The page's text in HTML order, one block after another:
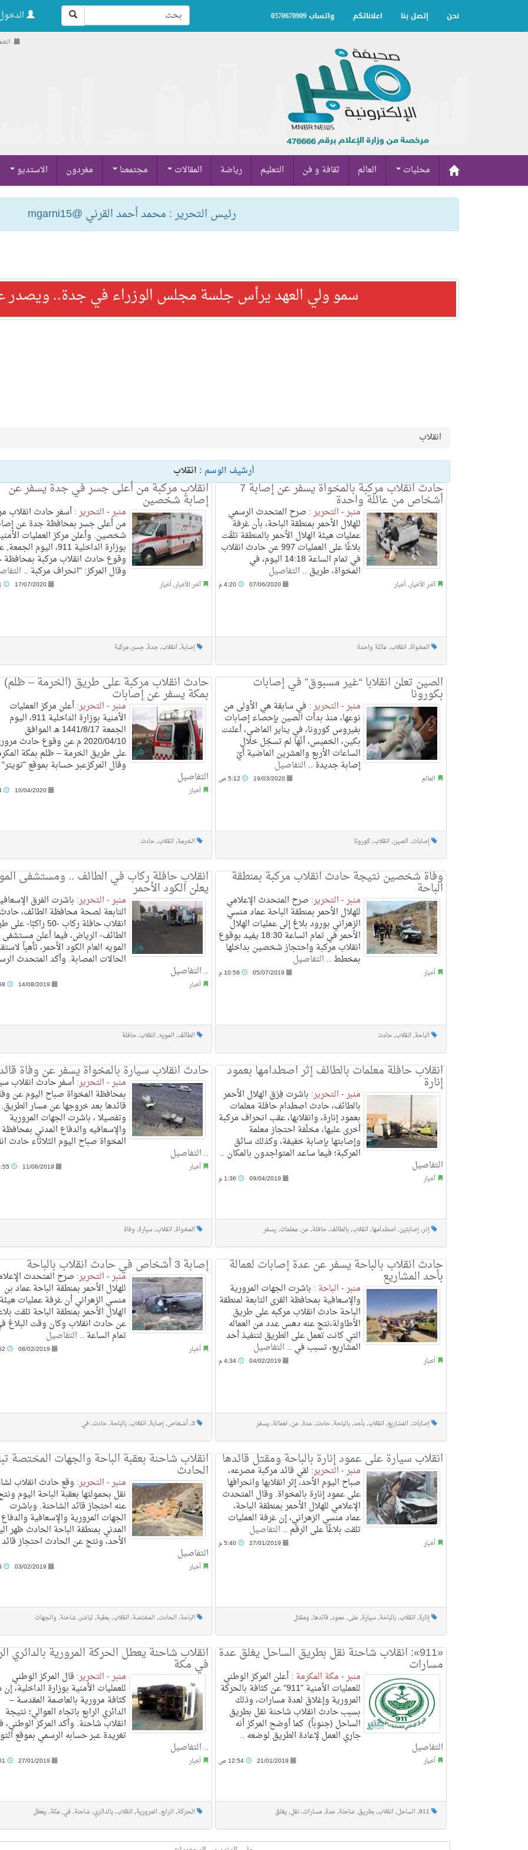
نحن إتصل بنا اعلاناتكم واتساب 0570670909
الخميس ,
محليات العالم ثقافة و فن التعليم رياضة المقالات مجتمعنا مغردون الاستديو
رئيس التحرير : محمد أحمد القرني @mgarni15
سمو ولي العهد يرأس جلسة مجلس الوزراء في جدة.. ويصدر
انقلاب
أرشيف الوسم : انقلاب
انقلاب مركبة من أعلى جسر في جدة يسفر عن
إصابة شخصين
منبر - التحرير :أسفر حادث انقلاب
من أعلى جسر بمحافظة جدة عن
شخصين. وأعلن مركز العمليات
بوزارة الداخلية 911، اليوم
وقوع حادث انقلاب مركبة
وقال المركز: "انحراف مركبة ..
آخر الأخبار,أخبار 17/07/2020
إصابة, انقلاب,جدة,جسر,مركبة
حادث انقلاب مركبة بالمخواة يسفر عن إصابة 7
أشخاص من عائلة واحدة
منبر - التحرير : صرح المتحدث الرسمي
للهلال الأحمر بمنطقة الباحة، بأن غرفة
عمليات هيئة الهلال الأحمر بالمنطقة تلقّت
بلاغًا على العمليات 997 عن حادث انقلاب
في تمام الساعة 14:18 اليوم، في
المخواة، طريق .. التفاصيل
آخر الأخبار,أخبار 07/06/2020 4:20 م
المخواة, انقلاب,عائلة واحدة
حادث انقلاب مركبة على طريق (الخرمة – ظلم)
بمكة يسفر عن إصابات
منبر - التحرير:أعلن مركز العمليات
الأمنية بوزارة الداخلية 911، اليوم
الجمعة 1441/8/17 هـ الموافق
2020/04/10 م عن وقوع حادث
على طريق الخرمة – ظلم بمكة
وقال المركزعبر حسابة بموقع
التفاصيل
أخبار 10/04/2020 1:14 م
الخرمة, انقلاب,حادث
الصين تعلن انقلابا “غير مسبوق” في إصابات
بكورونا
منبر - التحرير : في سابقة هي الأولى من
نوعها، منذ بدأت الصين بإحصاء إصابات
بفيروس كورونا، في يناير الماضي، أعلنت
بكين، الخميس، أنّها لم تسجّل خلال
الساعات الأربع والعشرين الماضية أيّ
إصابة جديدة .. التفاصيل
العالم 19/03/2020
إصابات, الصين, انقلاب,كورونا
انقلاب حافلة ركاب في الطائف .. ومستشفى
يعلن الكود الأحمر
منبر - التحرير: باشرت الفرق
التابعة لصحة محافظة الطائف، حادث
انقلاب حافلة ركاب -50
الطائف- الرياض، فيما أعلن مستشفى
المويه العام الكود الأحمر، تأهباً
الحالات المصابة. وأكد المتحدث
.. التفاصيل
أخبار 14/08/2019
الطائف, المويه, انقلاب,حافلة
وفاة شخصين نتيجة حادث انقلاب مركبة بمنطقة
الباحة
منبر - التحرير: صرح المتحدث الإعلامي
للهلال الأحمر بمنطقة الباحة عماد منسي
الزهراني بورود بلاغ إلى عمليات الهلال
الأحمر في تمام الساعة 18:30 يفيد بوقوع
انقلاب مركبة واحتجاز شخصين بداخلها
بمخطط .. التفاصيل
أخبار 05/07/2019
الباحة, انقلاب,حادث
حادث انقلاب سيارة بالمخواة يسفر عن وفاة
منبر - التحرير:أسفر حادث انقلاب
بمحافظة المخواة صباح اليوم عن
قائدها بعد خروجها عن مسار الطريق.
وتفصيلا ، باشرت الجهات المرورية
والإسعافيه والدفاع المدني بمحافظة
المخواة صباح اليوم الثلاثاء حادث
.. التفاصيل
أخبار 11/06/2019
المخواة, انقلاب, سيارة, وفاة
انقلاب حافلة معلمات بالطائف إثر اصطدامها بعمود
إنارة
منبر - التحرير: باشرت فِرَق الهلال الأحمر
بالطائف، حادث اصطدام حافلة معلمات
بعمود إنارة، وانقلابها، عقب انحراف مركبة
أخرى عليها، مخلّفة احتجاز معلمة
وإصابتها بإصابة خفيفة، وكذلك سائق
المركبة؛ فيما ساعد المتواجدون بالمكان ..
التفاصيل
أخبار 09/04/2019
إثر,إصابتين, اصطدامها, انقلاب,بالطائف,حافلة,عن,معلمات,يسفر
إصابة 3 أشخاص في حادث انقلاب بالباحة
منبر - التحرير: صرح المتحدث
للهلال الأحمر بمنطقة الباحة عماد بن
منسي الزهراني أن غرفة عمليات هيئة
الهلال الأحمر بمنطقة الباحة تلقت
عن حادث انقلاب وكان وقت البلاغ
تمام الساعة .. التفاصيل
أخبار 08/02/2019
3
,أشخاص,إصابة, انقلاب,بالباحة,حادث,في
حادث انقلاب بالباحة يسفر عن عدة إصابات لعمالة
بأحد المشاريع
منبر - الباحة : باشرت الجهات المرورية
والإسعافية بمحافظة القرى التابعة لمنطقة
الباحة حادث انقلاب مركبه على طريق
الأطاولة،نتج عنه دهس عدد من العماله
التي كانت تعمل على الطريق لتنفيذ أحد
المشاريع، تسبب في .. التفاصيل
أخبار 04/02/2019 4:34 م
إصابات, المشاريع, انقلاب,بأحد,بالباحة,حادث,عدة,عن, لعمالة,يسفر
انقلاب شاحنة بعقبة الباحة والجهات المختصة
الحادث
منبر - التحرير: وقع حادث انقلاب
نقل بحمولتها بعقبة الباحة اليوم
عنه احتجاز قائد الشاحنة. وباشرت
الجهات المرورية والإسعافية والدفاع
المدني بمنطقة الباحة الحادث ظهر
الأحد، ونتج عن الحادث احتجاز
التفاصيل
أخبار 03/02/2019
الباحة, الحادث, المختصة, انقلاب,بعقبة, تباشر, شاحنة, والجهات
انقلاب سيارة على عمود إنارة بالباحة ومقتل قائدها
منبر - التحرير: لقي قائد مركبة مصرعه،
صباح اليوم الأحد، إثر انقلابها وانحرافها
على عمود إنارة بالمخواة. وقال المتحدث
الإعلامي للهلال الأحمر بمنطقة الباحة،
عماد منسي الزهراني، إن غرفة العمليات
تلقت بلاغًا على الرقم .. التفاصيل
أخبار 27/01/2019 5:40 م
إنارة, انقلاب,بالباحة, سيارة,على,عمود,قائدها, ومقتل
انقلاب شاحنة يعطل الحركة المرورية بالدائري
في مكة
منبر - التحرير: قال المركز الوطني
للعمليات الأمنية بوزارة الداخلية،
كثافة مرورية بالعاصمة المقدسة –
الدائري الرابع باتجاه العوالي؛ نتيجة
انقلاب شاحنة. وأكد المركز الوطني،
تغريدة عبر حسابه الرسمي بموقع
.. التفاصيل
أخبار 27/01/2019
الحركة, الرابع, المرورية, انقلاب,بالدائري, شاحنة,في,مكة,يعطل
«911»: انقلاب شاحنة نقل بطريق الساحل يغلق عدة
مسارات
منبر - مكة المكرمة :أعلن المركز الوطني
للعمليات الأمنية "911" عن كثافة بالحركة
المرورية وإغلاق لعدة مسارات، وذلك
بسبب حادث انقلاب شاحنة نقل بطريق
الساحل (جنوباً). كما أوضح المركز أنه
جاري العمل لإعادة الطريق لوضعه ..
التفاصيل
أخبار 21/01/2019 12:54 ص
911
, الساحل, انقلاب,بطريق, شاحنة,عدة,مسارات,نقل,يغلق